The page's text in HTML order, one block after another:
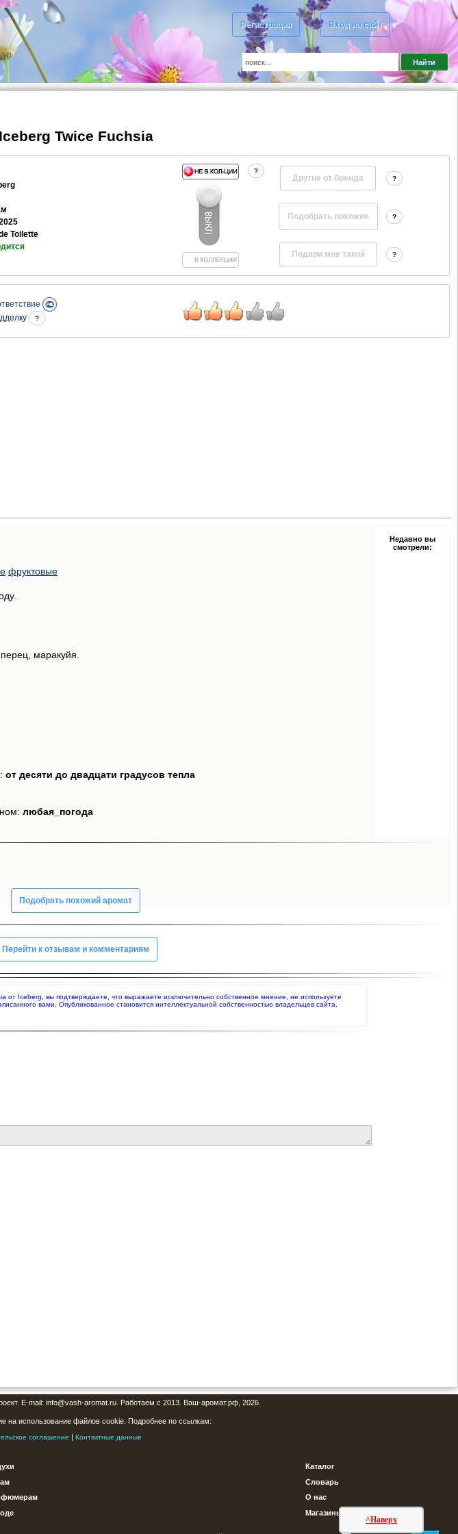
Регистрация Вход на сайт
Iceberg Twice Fuchsia
Toilette
?
Другие от бренда ?
?
?
?
фруктовые
маракуйя.
от десяти до двадцати градусов тепла
любая_погода
Недавно вы
смотрели:
Подобрать похожий аромат
Перейти к отзывам и комментариям
от Iceberg, вы подтверждаете, что выражаете исключительно собственное мнение, не используете
вами. Опубликованное становится интеллектуальной собственностью владельцев сайта.
^Наверх
E-mail: info@vash-aromat.ru. Работаем с 2013. Ваш-аромат.рф, 2026.
на использование файлов cookie. Подробнее по ссылкам:
соглашение | Контактные данные
Каталог
Словарь
О нас
Магазины